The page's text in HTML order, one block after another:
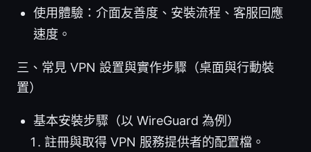
使用體驗：介面友善度、安裝流程、客服回應
速度。
三、常見 VPN 設置與實作步驟（桌面與行動裝
置）
基本安裝步驟（以 WireGuard 為例）
註冊與取得 VPN 服務提供者的配置檔。